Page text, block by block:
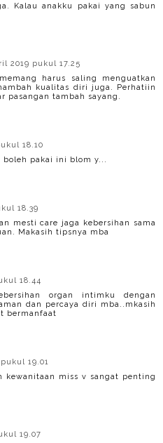
Kalau anakku pakai yang sabun
2019 pukul 17.25
harus saling menguatkan
kualitas diri juga. Perhatiin
pasangan tambah sayang.
18.10
boleh pakai ini blom y...
18.39
mesti care jaga kebersihan sama
Makasih tipsnya mba
18.44
organ intimku dengan
dan percaya diri mba..mkasih
bermanfaat
19.01
kewanitaan miss v sangat penting
19.07